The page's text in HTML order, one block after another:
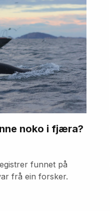
noko i fjæra?
funnet på
frå ein forsker.